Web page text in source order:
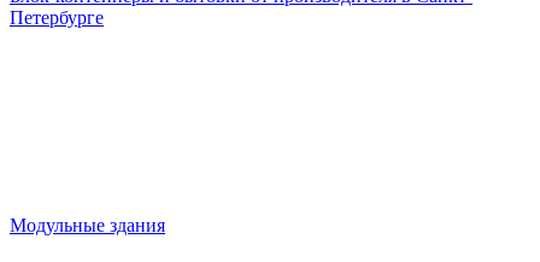
Петербурге
Модульные здания